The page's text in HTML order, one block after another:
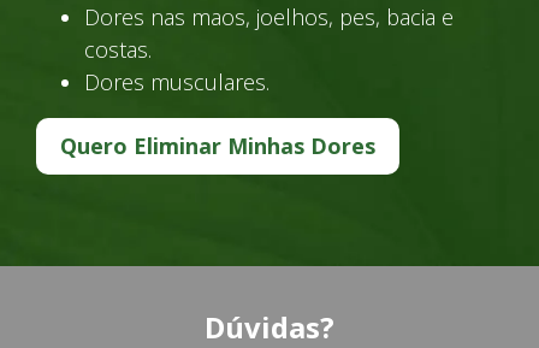
Dores nas maos, joelhos, pes, bacia e
costas.
Dores musculares.
Quero Eliminar Minhas Dores
Dúvidas?